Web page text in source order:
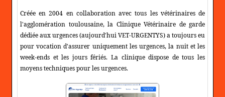
Créée en 2004 en collaboration avec tous les vétérinaires de
l'agglomération toulousaine, la Clinique Vétérinaire de garde
dédiée aux urgences (aujourd'hui VET-URGENTYS) a toujours eu
pour vocation d'assurer uniquement les urgences, la nuit et les
week-ends et les jours fériés. La clinique dispose de tous les
moyens techniques pour les urgences.